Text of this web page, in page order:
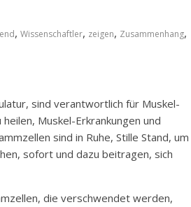
, Wissenschaftler, zeigen, Zusammenhang,
sind verantwortlich für Muskel-
Muskel-Erkrankungen und
sind in Ruhe, Stille Stand, um
sofort und dazu beitragen, sich
die verschwendet werden,